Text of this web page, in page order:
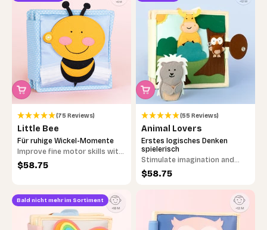
(75 Reviews)
Little Bee
Für ruhige Wickel-Momente
Improve fine motor skills with
cute toys.
Sale price
$58.75
(55 Reviews)
Animal Lovers
Erstes logisches Denken
spielerisch
Stimulate imagination and
train logical thinking
Sale price
$58.75
Bald nicht mehr im Sortiment